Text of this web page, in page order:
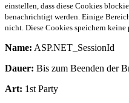
einstellen, dass diese Cookies
benachrichtigt werden. Einige
nicht. Diese Cookies speichern keine
Name: ASP.NET_SessionId
Dauer: Bis zum Beenden der
Art: 1st Party